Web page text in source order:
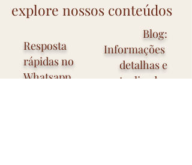
explore nossos conteúdos
Resposta
rápidas no
Whatsapp
Blog:
Informações
detalhas e
atualizadas